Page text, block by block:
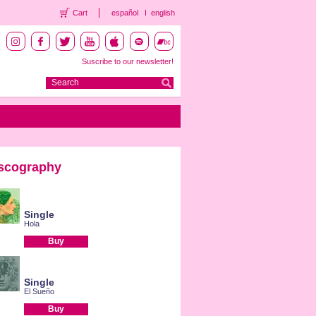
Cart español english
Suscribe to our newsletter!
Single
Hola
Buy
Single
El Sueño
Buy